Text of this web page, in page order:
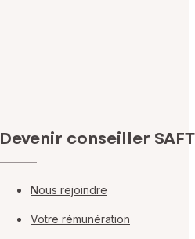
Devenir conseiller
Nous rejoindre
Votre rémunération